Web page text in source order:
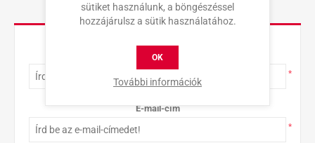
KAPCSOLAT
Teljes név
*
E-mail-cím
*
sütiket használunk, a böngészéssel
hozzájárulsz a sütik használatához.
OK
További információk